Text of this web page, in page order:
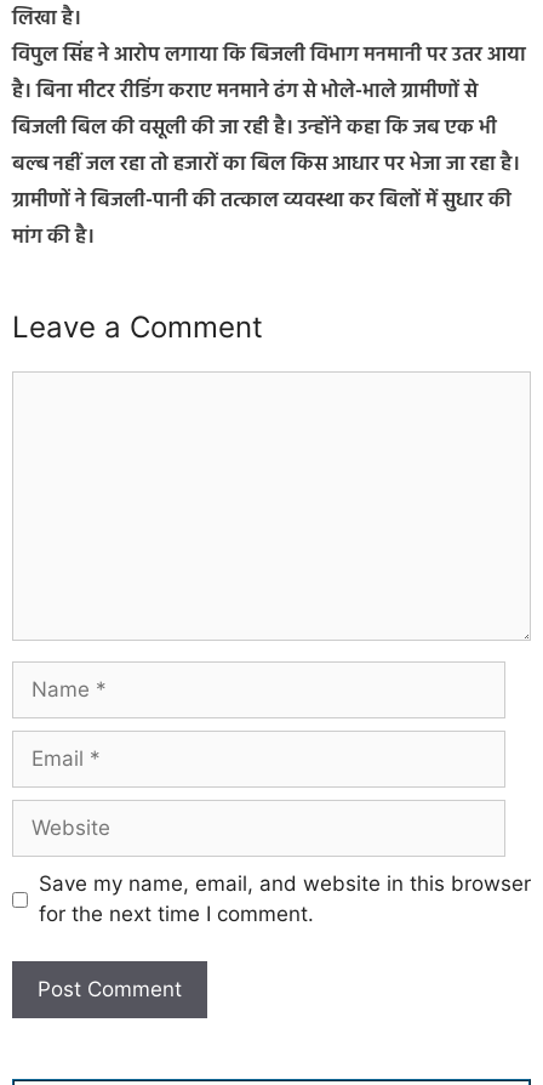
लिखा है।
विपुल सिंह ने आरोप लगाया कि बिजली विभाग मनमानी पर उतर आया
है। बिना मीटर रीडिंग कराए मनमाने ढंग से भोले-भाले ग्रामीणों से
बिजली बिल की वसूली की जा रही है। उन्होंने कहा कि जब एक भी
बल्ब नहीं जल रहा तो हजारों का बिल किस आधार पर भेजा जा रहा है।
ग्रामीणों ने बिजली-पानी की तत्काल व्यवस्था कर बिलों में सुधार की
मांग की है।
Leave a Comment
Save my name, email, and website in this browser
for the next time I comment.